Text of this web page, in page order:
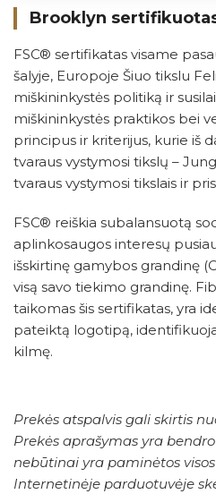
Brooklyn
FSC® sertifikatas visame
šalyje, Europoje Šiuo tikslu
miškininkystės politiką ir
miškininkystės praktikos bei
principus ir kriterijus, kurie iš
tvaraus vystymosi tikslų –
tvaraus vystymosi tikslais ir
FSC® reiškia subalansuotą
aplinkosaugos interesų
išskirtinę gamybos grandinę
visą savo tiekimo grandinę.
taikomas šis sertifikatas, yra
pateiktą logotipą,
kilmę.
Prekės atspalvis gali skirtis
Prekės aprašymas yra
nebūtinai yra paminėtos visos
Internetinėje parduotuvėje